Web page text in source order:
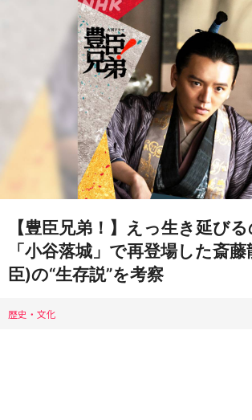
【豊臣兄弟！】えっ生き延び
「小谷落城」で再登場した斎
臣)の“生存説”を考察
歴史・文化